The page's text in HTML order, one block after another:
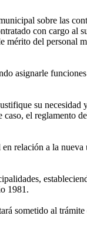
sobre las
con cargo al
mérito del personal
asignarle
su necesidad
el reglamento
relación a la
1981.
sometido al